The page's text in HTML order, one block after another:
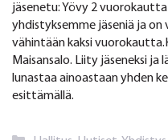
jäsenetu: Yövy 2 vuorokautta
yhdistyksemme jäseniä ja
vähintään kaksi
Maisansalo. Liity jäseneksi
lunastaa ainoastaan yhden
esittämällä.